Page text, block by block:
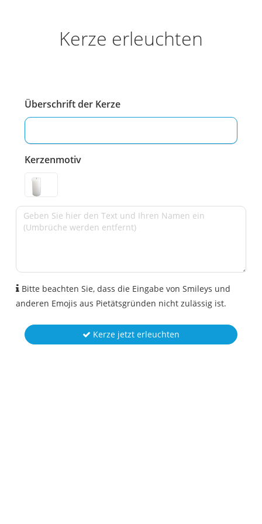
Kerze erleuchten
Überschrift der Kerze
Kerzenmotiv
Bitte beachten Sie, dass die Eingabe von Smileys und
anderen Emojis aus Pietätsgründen nicht zulässig ist.
Kerze jetzt erleuchten